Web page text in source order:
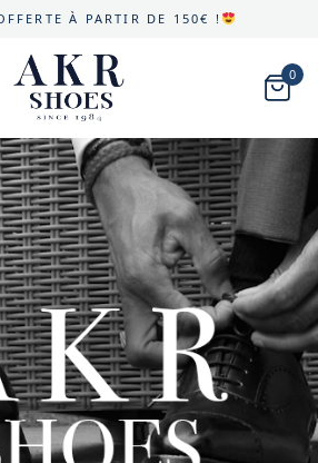
À PARTIR DE 150€ !
0